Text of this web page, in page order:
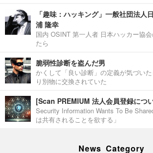
「趣味：ハッキング」一般社団法人
浦 隆幸
国内 OSINT 第一人者 日本ハッカー協
たら
脆弱性診断を盗んだ男
かくして「良い診断」の定義が気づい
り別物に交換されていた
[Scan PREMIUM 法人会員登録につ
Security Information Wants To Be
は共有されることを欲する」
News Category